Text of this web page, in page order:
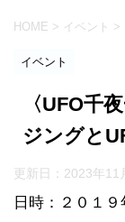
HOME > イベント >
イベント
〈UFO千
ジングと
更新日： 2023年11
日時：２０１